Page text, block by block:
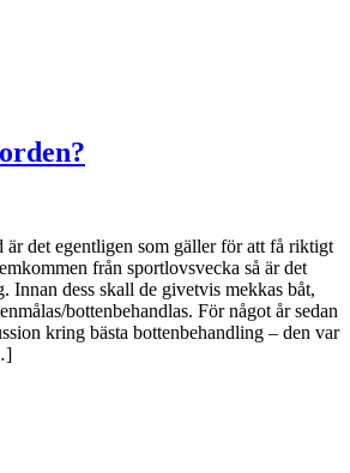
är det egentligen som gäller för att få riktigt
från sportlovsvecka så är det
Innan dess skall de givetvis mekkas båt,
bottenbehandlas. För något år sedan
kring bästa bottenbehandling – den var